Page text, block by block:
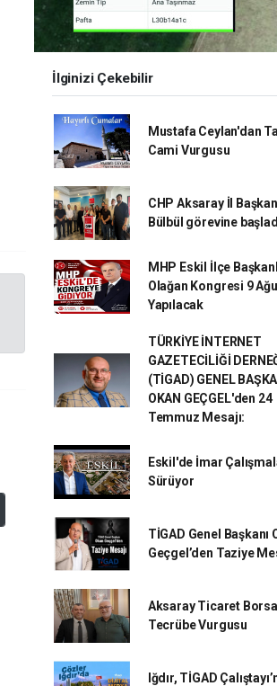
İlginizi Çekebilir
Mustafa Ceylan'dan
Cami Vurgusu
CHP Aksaray İl
Bülbül görevine
MHP Eskil İlçe
Olağan Kongresi 9
Yapılacak
TÜRKİYE İNTERNET
GAZETECİLİĞİ
(TİGAD) GENEL
OKAN GEÇGEL'den 24
Temmuz Mesajı:
Eskil'de İmar
Sürüyor
TİGAD Genel Başkanı
Geçgel’den Taziye
Aksaray Ticaret
Tecrübe Vurgusu
Iğdır, TİGAD